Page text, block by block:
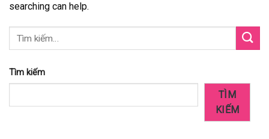
searching can help.
Tìm kiếm
TÌM
KIẾM